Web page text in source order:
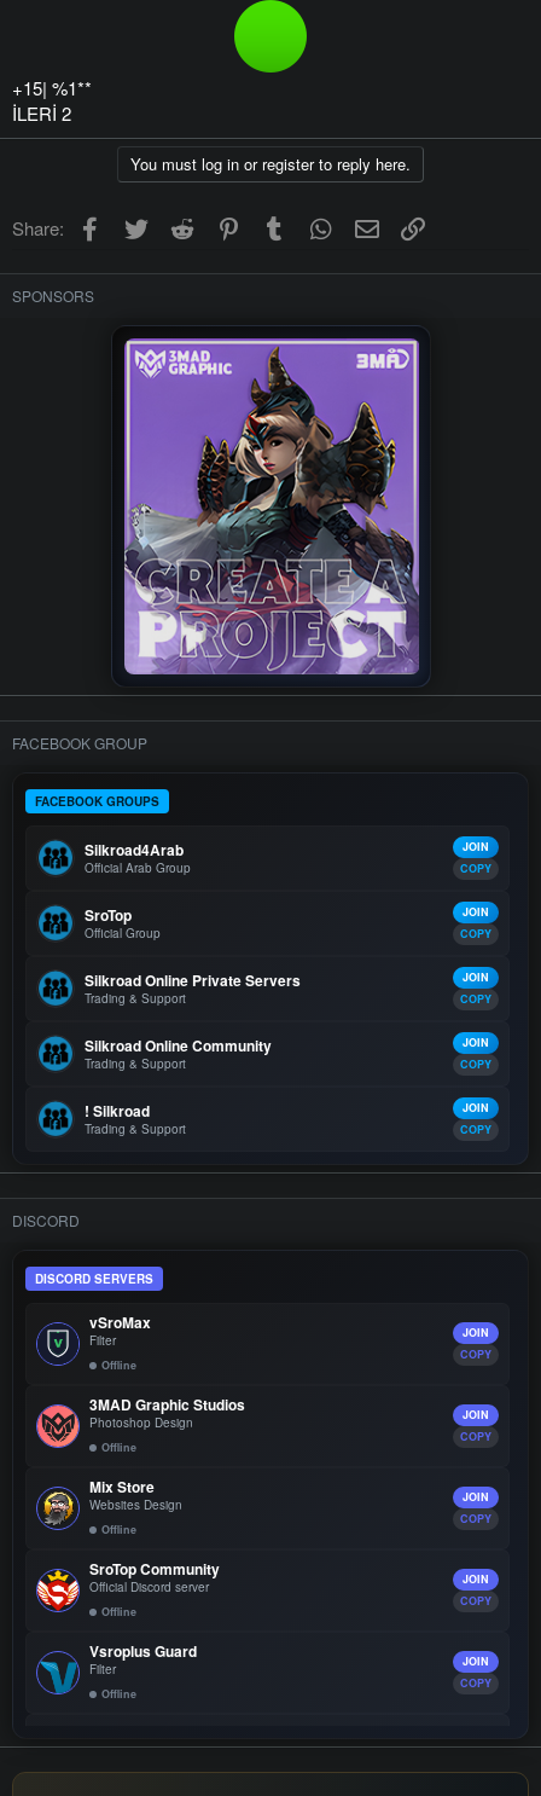
+15| %1**
İLERİ 2
You must log in or register to reply here.
Share: Facebook
Twitter Reddit PinterestTumblr WhatsApp
Email
SPONSORS
FACEBOOK GROUP
FACEBOOK GROUPS
Silkroad4Arab
Official Arab Group
JOIN
COPY
SroTop
Official Group
JOIN
COPY
Silkroad Online Private Servers
Trading & Support
JOIN
COPY
Silkroad Online Community
Trading & Support
JOIN
COPY
! Silkroad
Trading & Support
JOIN
COPY
DISCORD
DISCORD SERVERS
vSroMax
Filter
Offline
JOIN
COPY
3MAD Graphic Studios
Photoshop Design
Offline
JOIN
COPY
Mix Store
Websites Design
Offline
JOIN
COPY
SroTop Community
Official Discord server
Offline
JOIN
COPY
Vsroplus Guard
Filter
Offline
JOIN
COPY
Filter
Offline
JOIN